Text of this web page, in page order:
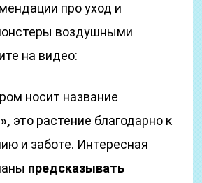
про уход и
воздушными
на видео:
носит название
это растение благодарно к
и заботе. Интересная
предсказывать